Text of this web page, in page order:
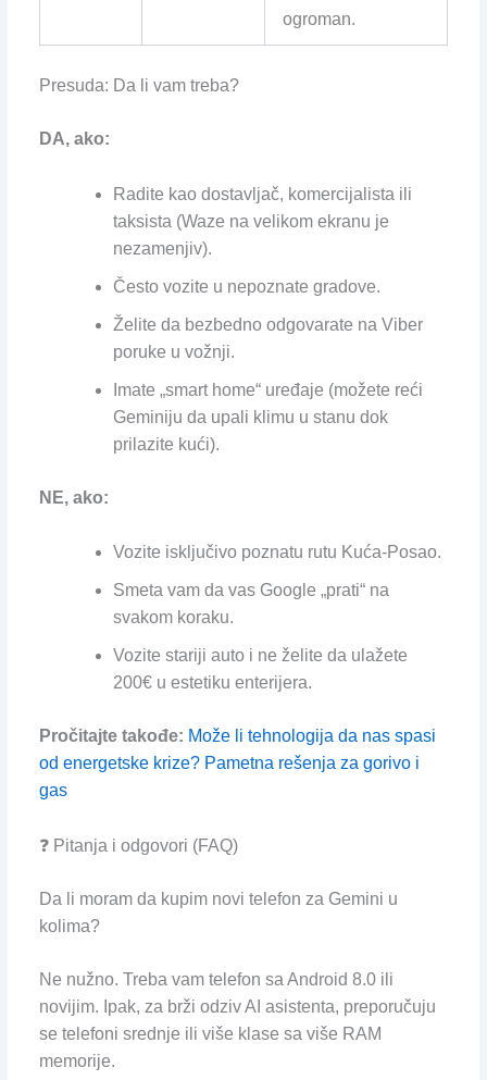
ogroman.
Presuda: Da li vam treba?
DA, ako:
Radite kao dostavljač, komercijalista ili
taksista (Waze na velikom ekranu je
nezamenjiv).
Često vozite u nepoznate gradove.
Želite da bezbedno odgovarate na Viber
poruke u vožnji.
Imate „smart home“ uređaje (možete reći
Geminiju da upali klimu u stanu dok
prilazite kući).
NE, ako:
Vozite isključivo poznatu rutu Kuća-Posao.
Smeta vam da vas Google „prati“ na
svakom koraku.
Vozite stariji auto i ne želite da ulažete
200€ u estetiku enterijera.
Pročitajte takođe: Može li tehnologija da nas spasi
od energetske krize? Pametna rešenja za gorivo i
gas
❓ Pitanja i odgovori (FAQ)
Da li moram da kupim novi telefon za Gemini u
kolima?
Ne nužno. Treba vam telefon sa Android 8.0 ili
novijim. Ipak, za brži odziv AI asistenta, preporučuju
se telefoni srednje ili više klase sa više RAM
memorije.